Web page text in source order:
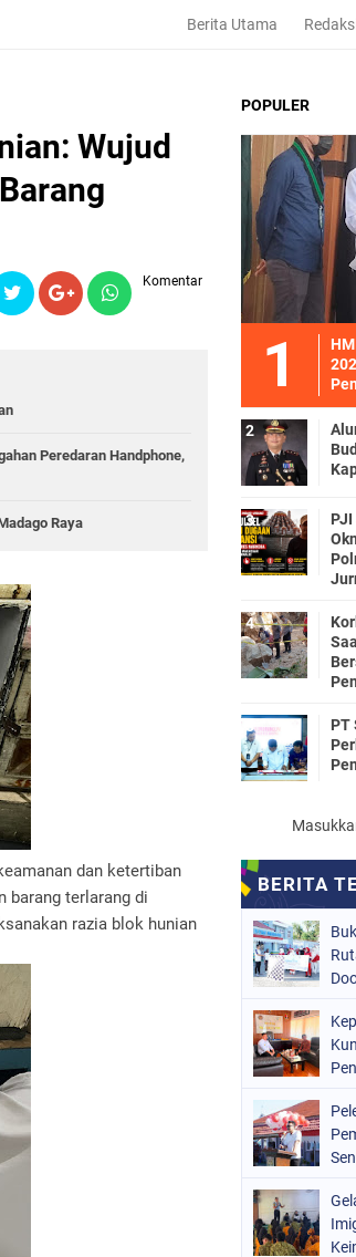
Berita Utama
Wujud
Komentar
Peredaran Handphone,
Raya
dan ketertiban
barang terlarang di
razia blok hunian
POPULER
PT